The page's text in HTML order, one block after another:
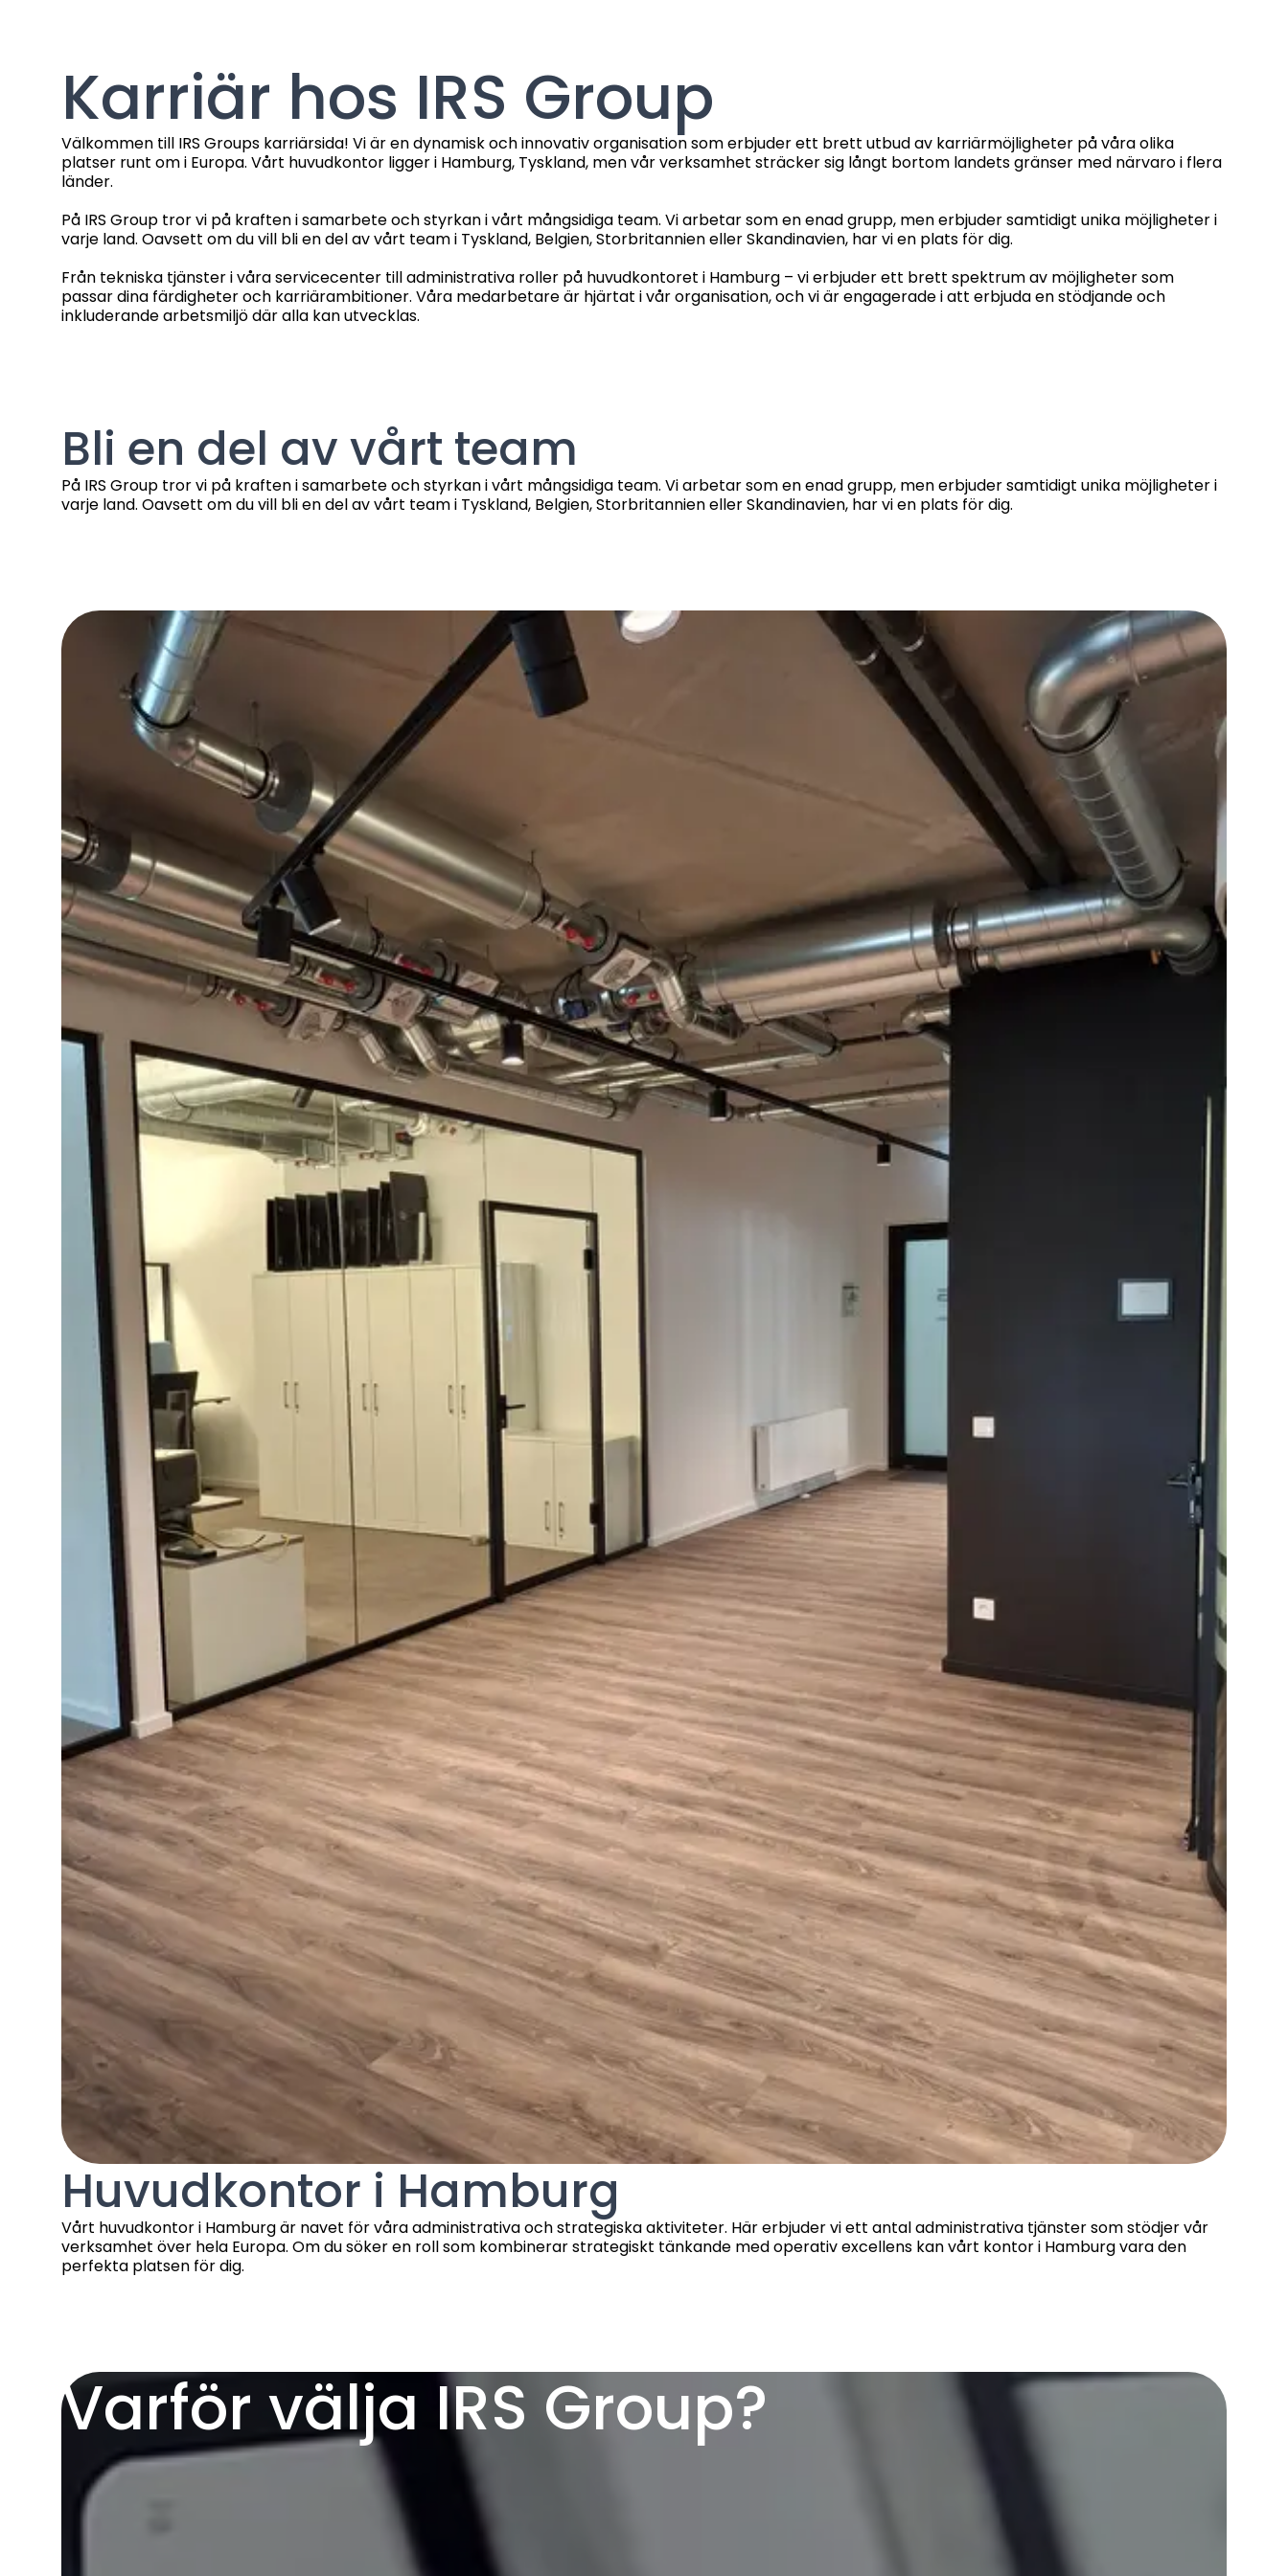
Karriär hos IRS Group
Välkommen till IRS Groups karriärsida! Vi är en dynamisk och innovativ organisation som erbjuder ett brett utbud av karriärmöjligheter på våra olika
platser runt om i Europa. Vårt huvudkontor ligger i Hamburg, Tyskland, men vår verksamhet sträcker sig långt bortom landets gränser med närvaro i flera
länder.
På IRS Group tror vi på kraften i samarbete och styrkan i vårt mångsidiga team. Vi arbetar som en enad grupp, men erbjuder samtidigt unika möjligheter i
varje land. Oavsett om du vill bli en del av vårt team i Tyskland, Belgien, Storbritannien eller Skandinavien, har vi en plats för dig.
Från tekniska tjänster i våra servicecenter till administrativa roller på huvudkontoret i Hamburg – vi erbjuder ett brett spektrum av möjligheter som
passar dina färdigheter och karriärambitioner. Våra medarbetare är hjärtat i vår organisation, och vi är engagerade i att erbjuda en stödjande och
inkluderande arbetsmiljö där alla kan utvecklas.
Bli en del av vårt team
På IRS Group tror vi på kraften i samarbete och styrkan i vårt mångsidiga team. Vi arbetar som en enad grupp, men erbjuder samtidigt unika möjligheter i
varje land. Oavsett om du vill bli en del av vårt team i Tyskland, Belgien, Storbritannien eller Skandinavien, har vi en plats för dig.
Huvudkontor i Hamburg
Vårt huvudkontor i Hamburg är navet för våra administrativa och strategiska aktiviteter. Här erbjuder vi ett antal administrativa tjänster som stödjer vår
verksamhet över hela Europa. Om du söker en roll som kombinerar strategiskt tänkande med operativ excellens kan vårt kontor i Hamburg vara den
perfekta platsen för dig.
Varför välja IRS Group?